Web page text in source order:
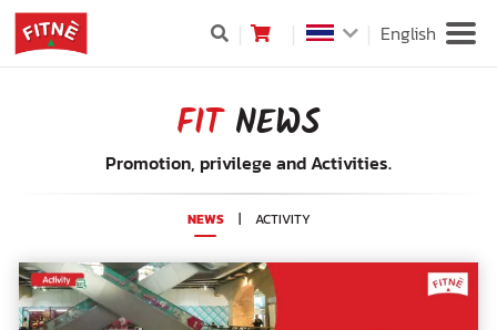
English
FITNEWS
Promotion, privilege and Activities.
NEWS | ACTIVITY